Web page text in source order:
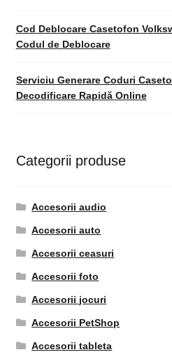
Cod Deblocare Casetofon
Codul de Deblocare
Serviciu Generare Coduri
Decodificare Rapidă Online
Categorii produse
Accesorii audio
Accesorii auto
Accesorii ceasuri
Accesorii foto
Accesorii jocuri
Accesorii PetShop
Accesorii tableta